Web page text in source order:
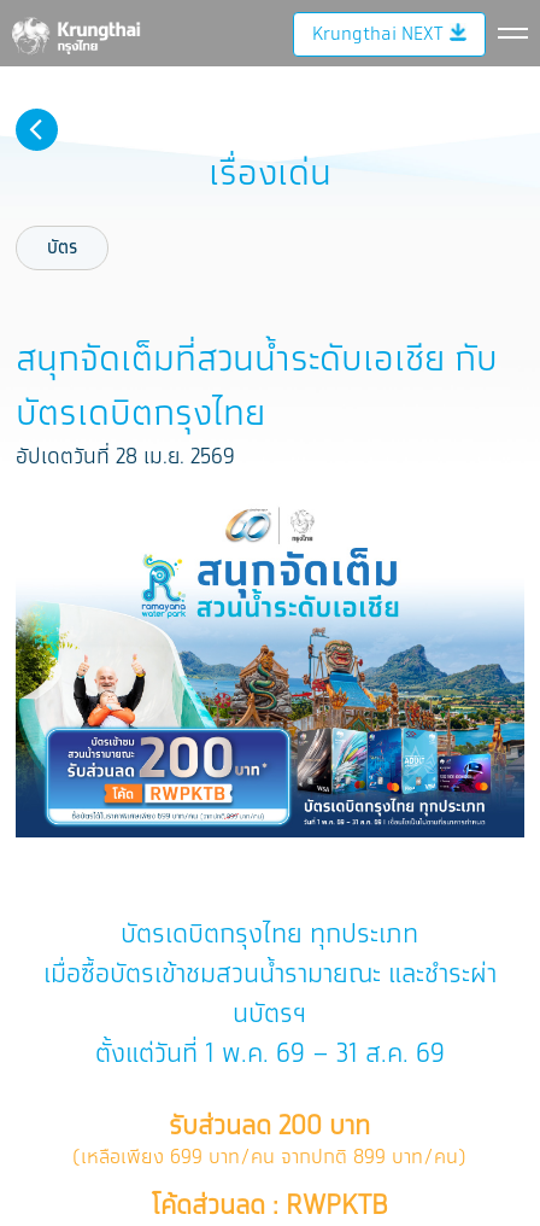
Krungthai NEXT
เรื่องเด่น
บัตร
สนุกจัดเต็มที่สวนน้ำระดับเอเชีย กับ
บัตรเดบิตกรุงไทย
อัปเดตวันที่ 28 เม.ย. 2569
บัตรเดบิตกรุงไทย ทุกประเภท
เมื่อซื้อบัตรเข้าชมสวนน้ำรามายณะ และชำระผ่า
นบัตรฯ
ตั้งแต่วันที่ 1 พ.ค. 69 – 31 ส.ค. 69
รับส่วนลด 200 บาท
(เหลือเพียง 699 บาท/คน จากปกติ 899 บาท/คน)
โค้ดส่วนลด : RWPKTB